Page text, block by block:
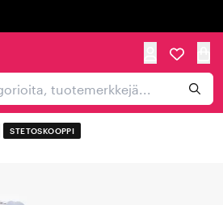
STETOSKOOPPI